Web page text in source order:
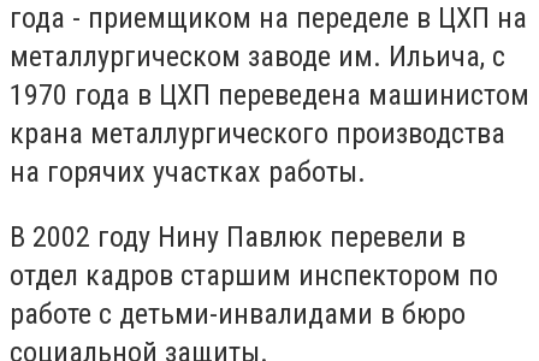
года - приемщиком на переделе в ЦХП на
металлургическом заводе им. Ильича, с
1970 года в ЦХП переведена машинистом
крана металлургического производства
на горячих участках работы.
В 2002 году Нину Павлюк перевели в
отдел кадров старшим инспектором по
работе с детьми-инвалидами в бюро
социальной защиты.